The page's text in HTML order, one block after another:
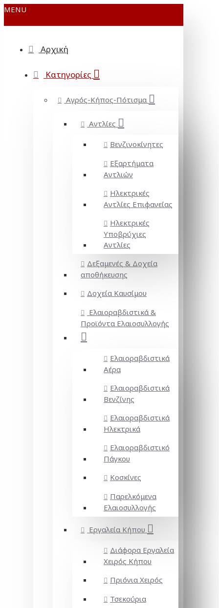
MENU
Αρχική
Κατηγορίες
Αγρός-Κήπος-Πότισμα
Αντλίες
Βενζινοκίνητες
Εξαρτήματα
Αντλιών
Ηλεκτρικές
Αντλίες Επιφανείας
Ηλεκτρικές
Υποβρύχιες
Αντλίες
Δεξαμενές & Δοχεία
αποθήκευσης
Δοχεία Καυσίμου
Ελαιοραβδιστικά &
Προϊόντα Ελαιοσυλλογής
Ελαιοραβδιστικά
Αέρα
Ελαιοραβδιστικά
Βενζίνης
Ελαιοραβδιστικά
Ηλεκτρικά
Ελαιοραβδιστικό
Πάγκου
Κοσκίνες
Παρελκόμενα
Ελαιοσυλλογής
Εργαλεία Κήπου
Διάφορα Εργαλεία
Χειρός Κήπου
Πριόνια Χειρός
Τσεκούρια